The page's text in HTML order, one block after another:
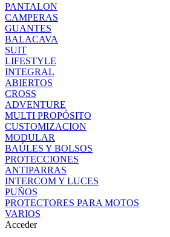
PANTALON
CAMPERAS
GUANTES
BALACAVA
SUIT
LIFESTYLE
INTEGRAL
ABIERTOS
CROSS
ADVENTURE
MULTI PROPÓSITO
CUSTOMIZACION
MODULAR
BAÚLES Y BOLSOS
PROTECCIONES
ANTIPARRAS
INTERCOM Y LUCES
PUÑOS
PROTECTORES PARA MOTOS
VARIOS
Acceder